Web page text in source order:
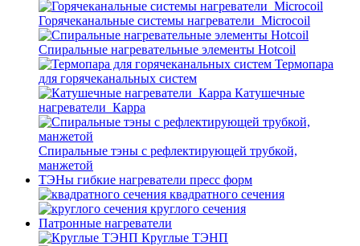
Горячеканальные системы нагреватели_Microcoil
Спиральные нагревательные элементы Hotcoil
Термопара
для горячеканальных систем
Катушечные
нагреватели_Карра
Спиральные тэны с рефлектирующей трубкой,
манжетой
ТЭНы гибкие нагреватели пресс форм
квадратного сечения
круглого сечения
Патронные нагреватели
Круглые ТЭНП